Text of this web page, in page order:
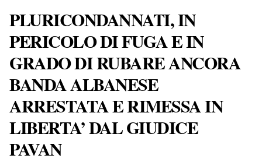
PLURICONDANNATI, IN
PERICOLO DI FUGA E IN
GRADO DI RUBARE ANCORA
BANDA ALBANESE
ARRESTATA E RIMESSA IN
LIBERTA’ DAL GIUDICE
PAVAN